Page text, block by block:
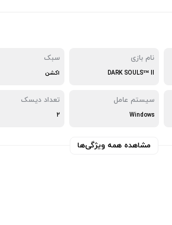
نام بازی
DARK SOULS™ II
سبک
اکشن
سیستم عامل
Windows
تعداد دیسک
2
مشاهده همه ویژگی‌ها